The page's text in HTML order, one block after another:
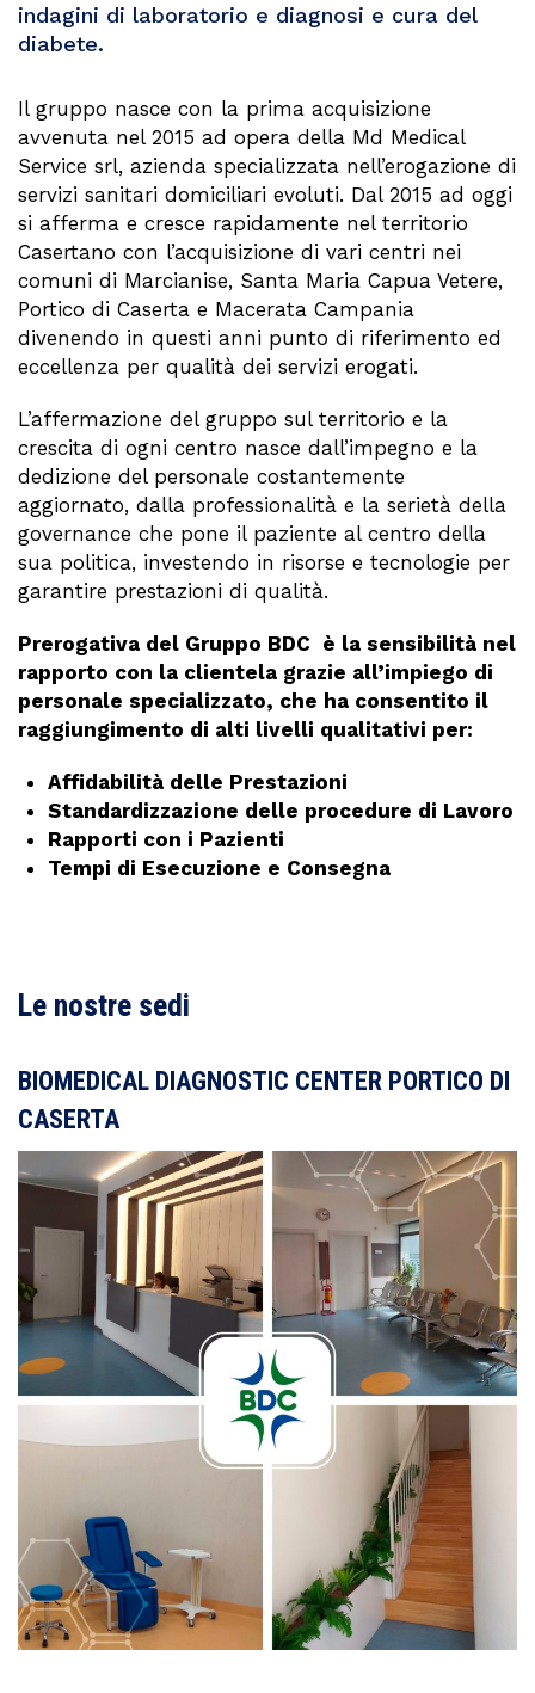
indagini di laboratorio e diagnosi e cura del
diabete.
Il gruppo nasce con la prima acquisizione
avvenuta nel 2015 ad opera della Md Medical
Service srl, azienda specializzata nell’erogazione di
servizi sanitari domiciliari evoluti. Dal 2015 ad oggi
si afferma e cresce rapidamente nel territorio
Casertano con l’acquisizione di vari centri nei
comuni di Marcianise, Santa Maria Capua Vetere,
Portico di Caserta e Macerata Campania
divenendo in questi anni punto di riferimento ed
eccellenza per qualità dei servizi erogati.
L’affermazione del gruppo sul territorio e la
crescita di ogni centro nasce dall’impegno e la
dedizione del personale costantemente
aggiornato, dalla professionalità e la serietà della
governance che pone il paziente al centro della
sua politica, investendo in risorse e tecnologie per
garantire prestazioni di qualità.
Prerogativa del Gruppo BDC è la sensibilità nel
rapporto con la clientela grazie all’impiego di
personale specializzato, che ha consentito il
raggiungimento di alti livelli qualitativi per:
Affidabilità delle Prestazioni
Standardizzazione delle procedure di Lavoro
Rapporti con i Pazienti
Tempi di Esecuzione e Consegna
Le nostre sedi
BIOMEDICAL DIAGNOSTIC CENTER PORTICO DI
CASERTA